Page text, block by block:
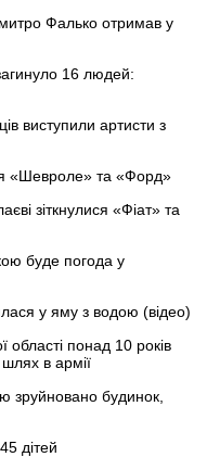
Фалько отримав у
16 людей:
виступили артисти з
«Шевроле» та «Форд»
зіткнулися «Фіат» та
буде погода у
у яму з водою (відео)
області понад 10 років
в армії
зруйновано будинок,
дітей